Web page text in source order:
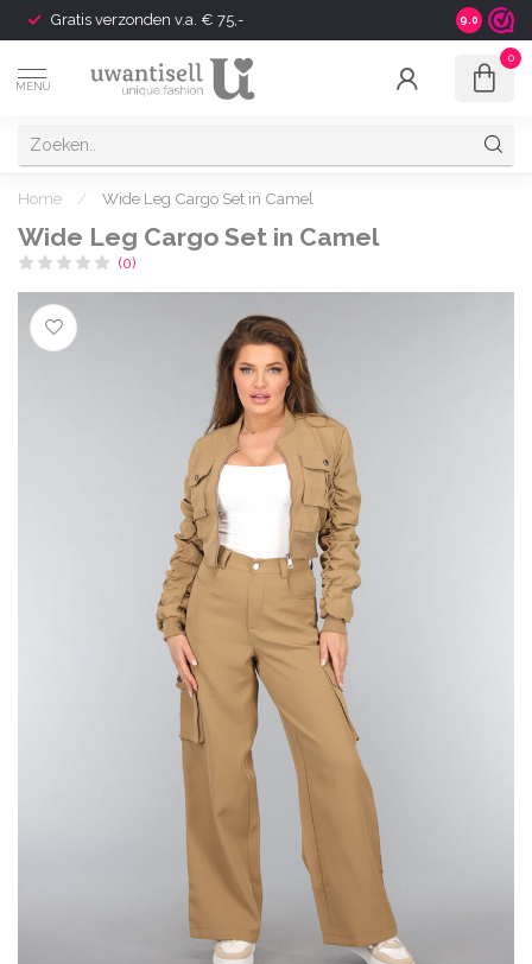
Gratis verzonden v.a. € 75,- Shipping
9.0
MENU
0
Home / Wide Leg Cargo Set in Camel
Wide Leg Cargo Set in Camel
(0)